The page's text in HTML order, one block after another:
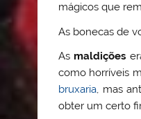
mágicos que
As bonecas de
As maldições
como horríveis
bruxaria, mas
obter um certo